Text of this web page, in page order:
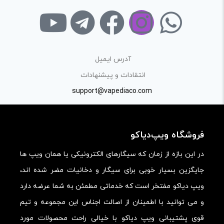
با توجه به ساختار بخش نظرات، از پرسیدن سوال یا درخواست
راهنمایی در این بخش خودداری کرده و سوالات خود را در بخش
آدرس ایمیل
انتقادات و پیشنهادات
support@vapediaco.com
فروشگاه ویپ‌دیاکو
در این بازه از زمان که سیگارهای الکترونیکی یا همان ویپ ها
جایگزین بسیار خوبی برای سیگار و دخانیات مضر شده اند،
ویپ دیاکو مفتخر است که خدماتی مطمئن به شما عرضه دارد
و می توانید با اطمینان از اصالت اجناس این مجموعه و تیم
قوی پشتیبانی ویپ دیاکو با خیالی راحت محصولات مورد